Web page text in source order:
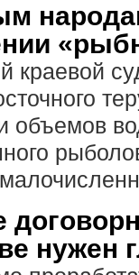
краевой
объемов
нужен